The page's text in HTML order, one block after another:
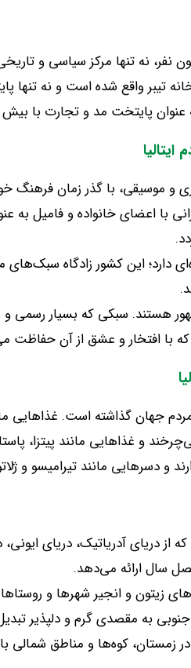
نفر، نه تنها مرکز سیاسی و
تیبر واقع شده است و نه
عنوان پایتخت مد و تجارت با بیش
و موسیقی، با گذر زمان
با اعضای خانواده و فامیل به
.
دارد؛ این کشور زادگاه
.
هستند. سبکی که بسیار رسمی و
که با افتخار و عشق از آن
مردم جهان گذاشته است. غذاهایی
و غذاهایی مانند پیتزا،
و دسرهایی مانند تیرامیسو
از دریای آدریاتیک، دریای
سال ارائه می‌دهد.
زیتون و انجیر شهرها و
به مقصدی گرم و دلپذیر
زمستان، کوه‌ها و مناطق